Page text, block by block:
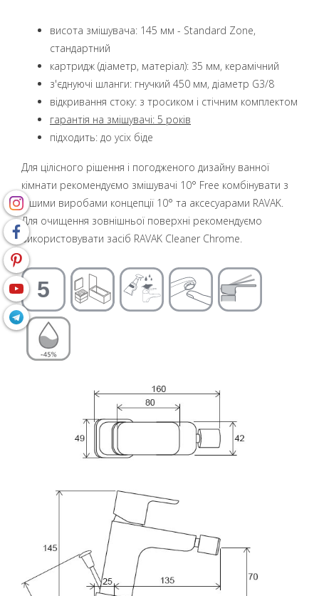
висота змішувача: 145 мм - Standard Zone,
стандартний
картридж (діаметр, матеріал): 35 мм, керамічний
з'єднуючі шланги: гнучкий 450 мм, діаметр G3/8
відкривання стоку: з тросиком і стічним комплектом
гарантія на змішувачі: 5 років
підходить: до усіх біде
Для цілісного рішення і погодженого дизайну ванної
кімнати рекомендуємо змішувачі 10° Free комбінувати з
іншими виробами концепції 10° та аксесуарами RAVAK.
Для очищення зовнішньої поверхні рекомендуємо
використовувати засіб RAVAK Cleaner Chrome.